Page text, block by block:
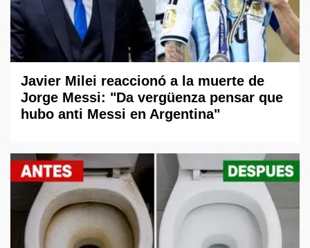
Javier Milei reaccionó a la muerte de
Jorge Messi: "Da vergüenza pensar que
hubo anti Messi en Argentina"